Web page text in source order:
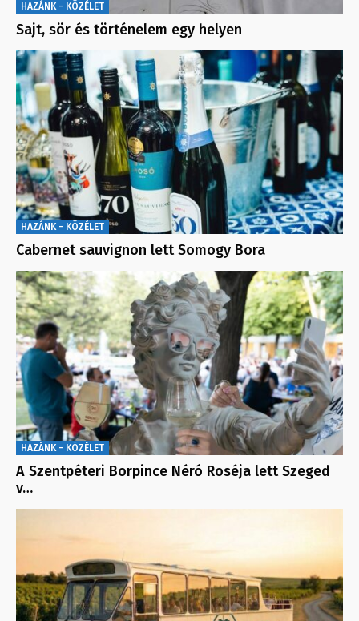
HAZÁNK - KÖZÉLET
Sajt, sör és történelem egy helyen
HAZÁNK - KÖZÉLET
Cabernet sauvignon lett Somogy Bora
HAZÁNK - KÖZÉLET
A Szentpéteri Borpince Néró Roséja lett Szeged
v…